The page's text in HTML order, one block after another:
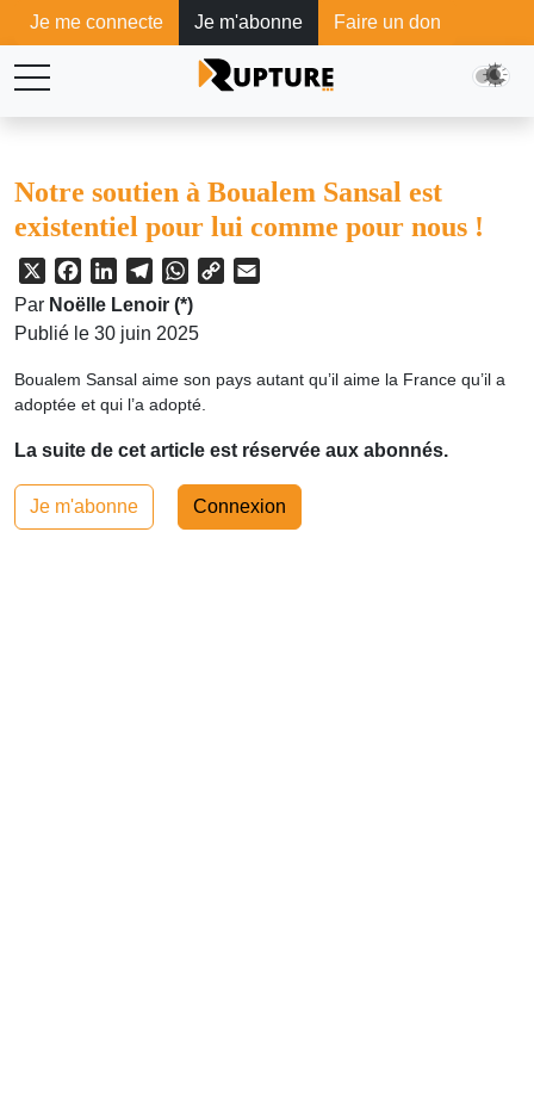
Je me connecte Je m'abonne Faire un don
Notre soutien à Boualem Sansal est
existentiel pour lui comme pour nous !
X FacebookLinkedInTelegramWhatsApp
Copy
Par Noëlle Lenoir (*)
Publié le 30 juin 2025
Boualem Sansal aime son pays autant qu’il aime la France qu’il a
adoptée et qui l’a adopté.
La suite de cet article est réservée aux abonnés.
Je m'abonne Connexion